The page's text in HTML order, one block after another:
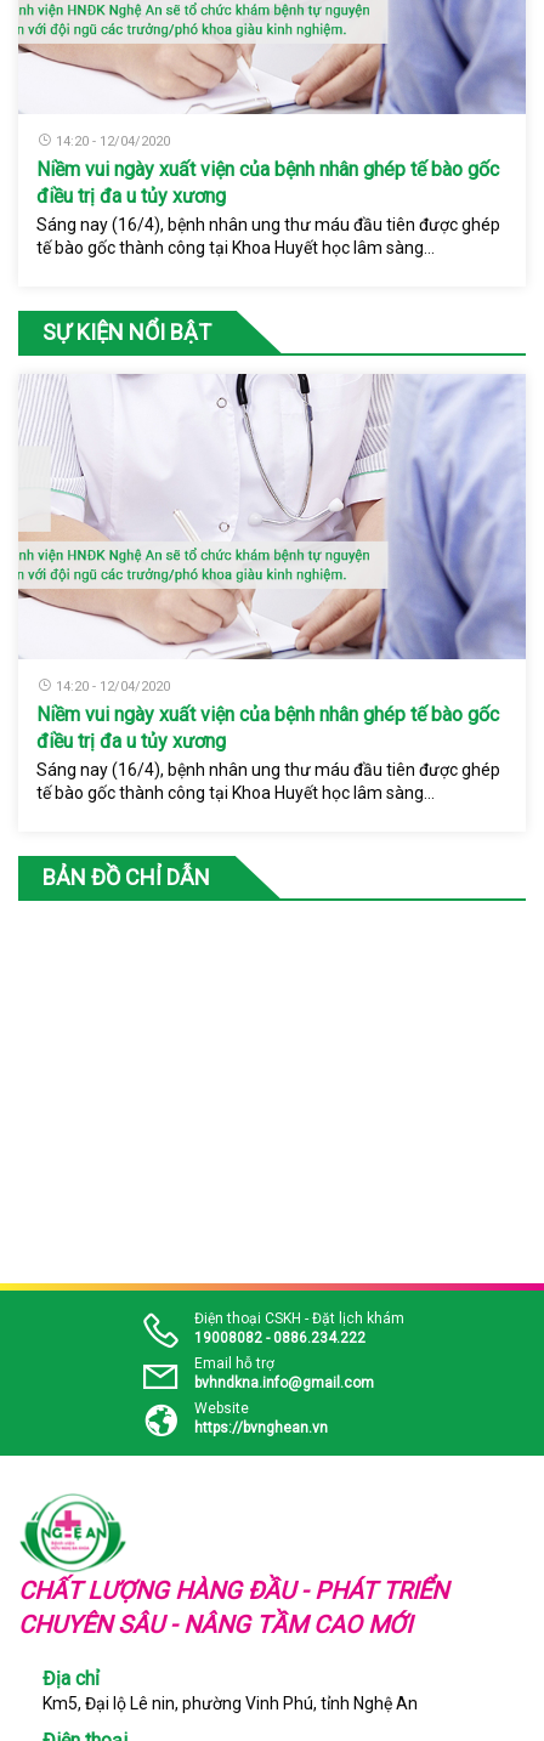
14:20 - 12/04/2020
Niềm vui ngày xuất viện của bệnh nhân ghép tế bào gốc
điều trị đa u tủy xương
Sáng nay (16/4), bệnh nhân ung thư máu đầu tiên được ghép
tế bào gốc thành công tại Khoa Huyết học lâm sàng...
SỰ KIỆN NỔI BẬT
14:20 - 12/04/2020
Niềm vui ngày xuất viện của bệnh nhân ghép tế bào gốc
điều trị đa u tủy xương
Sáng nay (16/4), bệnh nhân ung thư máu đầu tiên được ghép
tế bào gốc thành công tại Khoa Huyết học lâm sàng...
BẢN ĐỒ CHỈ DẪN
Điện thoại CSKH - Đặt lịch khám
19008082 - 0886.234.222
Email hỗ trợ
bvhndkna.info@gmail.com
Website
https://bvnghean.vn
CHẤT LƯỢNG HÀNG ĐẦU - PHÁT TRIỂN
CHUYÊN SÂU - NÂNG TẦM CAO MỚI
Địa chỉ
Km5, Đại lộ Lê nin, phường Vinh Phú, tỉnh Nghệ An